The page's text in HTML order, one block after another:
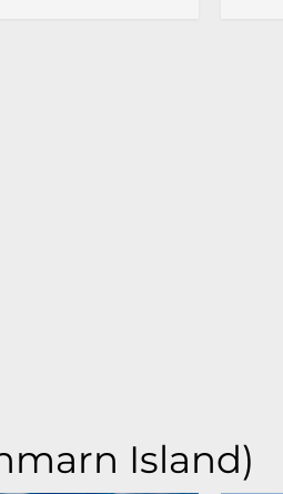
Island)